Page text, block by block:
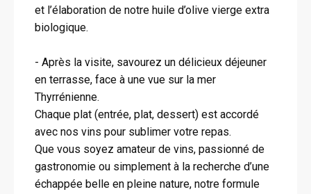
et l’élaboration de notre huile d’olive vierge extra
biologique.
- Après la visite, savourez un délicieux déjeuner
en terrasse, face à une vue sur la mer
Thyrrénienne.
Chaque plat (entrée, plat, dessert) est accordé
avec nos vins pour sublimer votre repas.
Que vous soyez amateur de vins, passionné de
gastronomie ou simplement à la recherche d’une
échappée belle en pleine nature, notre formule